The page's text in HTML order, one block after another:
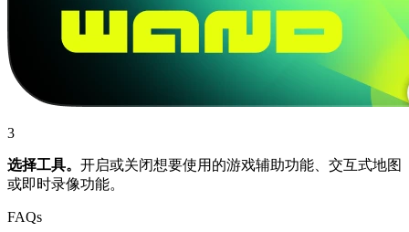
3
选择工具。 开启或关闭想要使用的游戏辅助功能、交互式地图
或即时录像功能。
FAQs